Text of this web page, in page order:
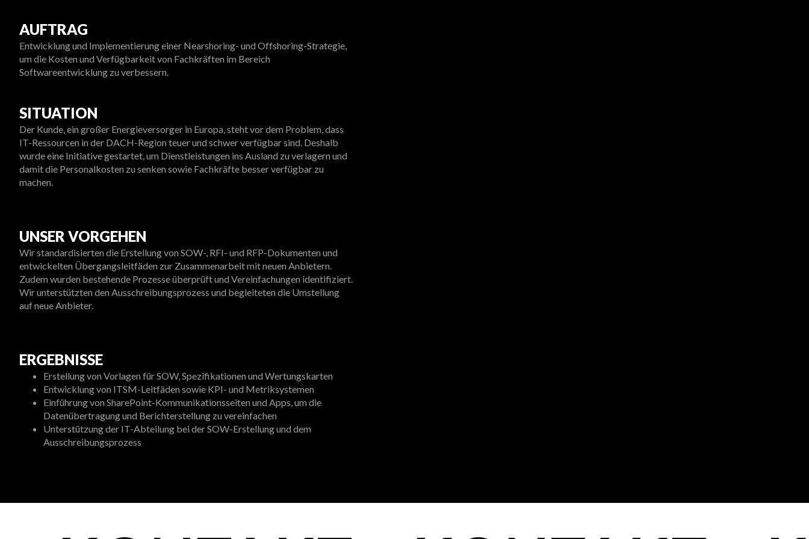
AUFTRAG
Entwicklung und Implementierung einer Nearshoring- und Offshoring-Strategie,
um die Kosten und Verfügbarkeit von Fachkräften im Bereich
Softwareentwicklung zu verbessern.
SITUATION
Der Kunde, ein großer Energieversorger in Europa, steht vor dem Problem, dass
IT-Ressourcen in der DACH-Region teuer und schwer verfügbar sind. Deshalb
wurde eine Initiative gestartet, um Dienstleistungen ins Ausland zu verlagern und
damit die Personalkosten zu senken sowie Fachkräfte besser verfügbar zu
machen.
UNSER VORGEHEN
Wir standardisierten die Erstellung von SOW-, RFI- und RFP-Dokumenten und
entwickelten Übergangsleitfäden zur Zusammenarbeit mit neuen Anbietern.
Zudem wurden bestehende Prozesse überprüft und Vereinfachungen identifiziert.
Wir unterstützten den Ausschreibungsprozess und begleiteten die Umstellung
auf neue Anbieter.
ERGEBNISSE
Erstellung von Vorlagen für SOW, Spezifikationen und Wertungskarten
Entwicklung von ITSM-Leitfäden sowie KPI- und Metriksystemen
Einführung von SharePoint-Kommunikationsseiten und Apps, um die
Datenübertragung und Berichterstellung zu vereinfachen
Unterstützung der IT-Abteilung bei der SOW-Erstellung und dem
Ausschreibungsprozess